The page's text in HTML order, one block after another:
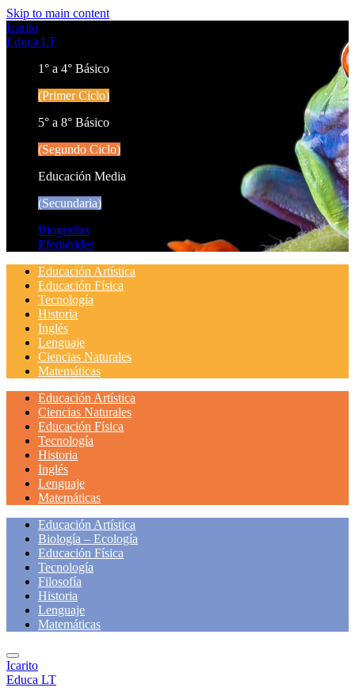
Skip to main content
Icarito
Educa LT
1° a 4° Básico
(Primer Ciclo)
5° a 8° Básico
(Segundo Ciclo)
Educación Media
(Secundaria)
Biografías
Efemérides
Educación Artística
Educación Física
Tecnología
Historia
Inglés
Lenguaje
Ciencias Naturales
Matemáticas
Educación Artística
Ciencias Naturales
Educación Física
Tecnología
Historia
Inglés
Lenguaje
Matemáticas
Educación Artística
Biología – Ecología
Educación Física
Tecnología
Filosofía
Historia
Lenguaje
Matemáticas
Icarito
Educa LT